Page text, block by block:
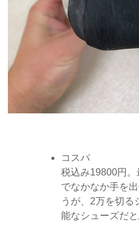
コスパ
税込み19800円
でなかなか手を
うが、2万を切る
能なシューズだと